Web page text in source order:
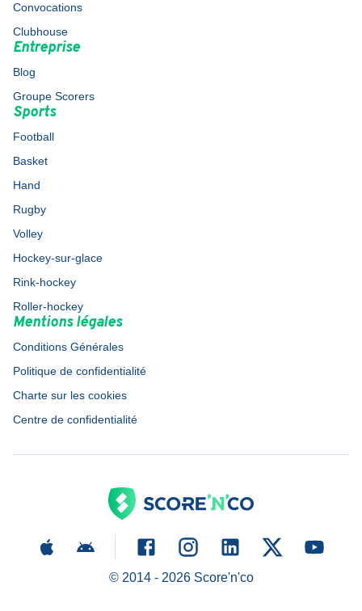
Convocations
Clubhouse
Entreprise
Blog
Groupe Scorers
Sports
Football
Basket
Hand
Rugby
Volley
Hockey-sur-glace
Rink-hockey
Roller-hockey
Mentions légales
Conditions Générales
Politique de confidentialité
Charte sur les cookies
Centre de confidentialité
© 2014 - 2026Score'n'co